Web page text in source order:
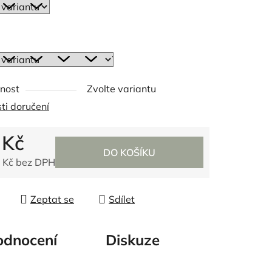
Zvolte variantu
doručení
bez DPH
DO KOŠÍKU
Zeptat se Sdílet
Diskuze